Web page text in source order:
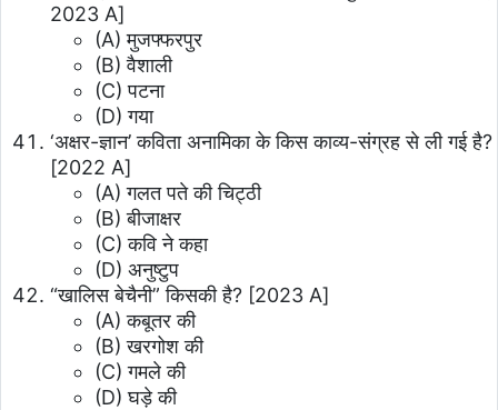
2023 A]
(A) मुजफ्फरपुर
(B) वैशाली
(C) पटना
(D) गया
‘अक्षर-ज्ञान’ कविता अनामिका के किस काव्य-संग्रह से ली गई है?
[2022 A]
(A) गलत पते की चिट्ठी
(B) बीजाक्षर
(C) कवि ने कहा
(D) अनुष्टुप
“खालिस बेचैनी” किसकी है? [2023 A]
(A) कबूतर की
(B) खरगोश की
(C) गमले की
(D) घड़े की